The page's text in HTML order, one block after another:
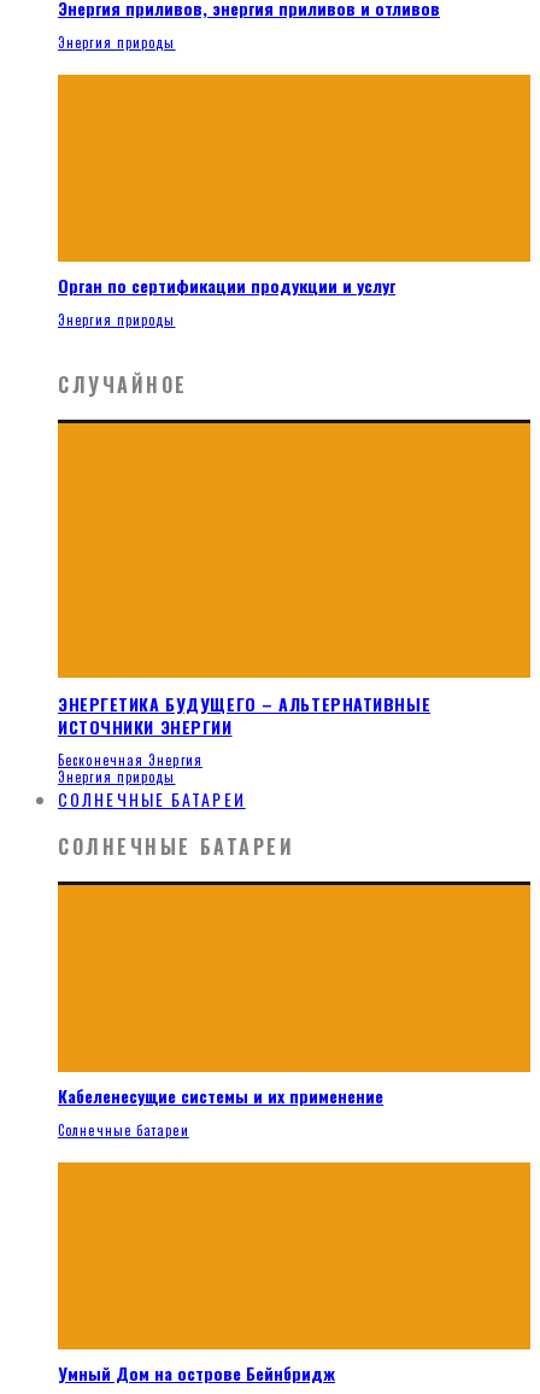
Энергия приливов, энергия приливов и отливов
Энергия природы
Орган по сертификации продукции и услуг
Энергия природы
СЛУЧАЙНОЕ
ЭНЕРГЕТИКА БУДУЩЕГО – АЛЬТЕРНАТИВНЫЕ
ИСТОЧНИКИ ЭНЕРГИИ
Бесконечная Энергия
Энергия природы
СОЛНЕЧНЫЕ БАТАРЕИ
СОЛНЕЧНЫЕ БАТАРЕИ
Кабеленесущие системы и их применение
Солнечные батареи
Умный Дом на острове Бейнбридж